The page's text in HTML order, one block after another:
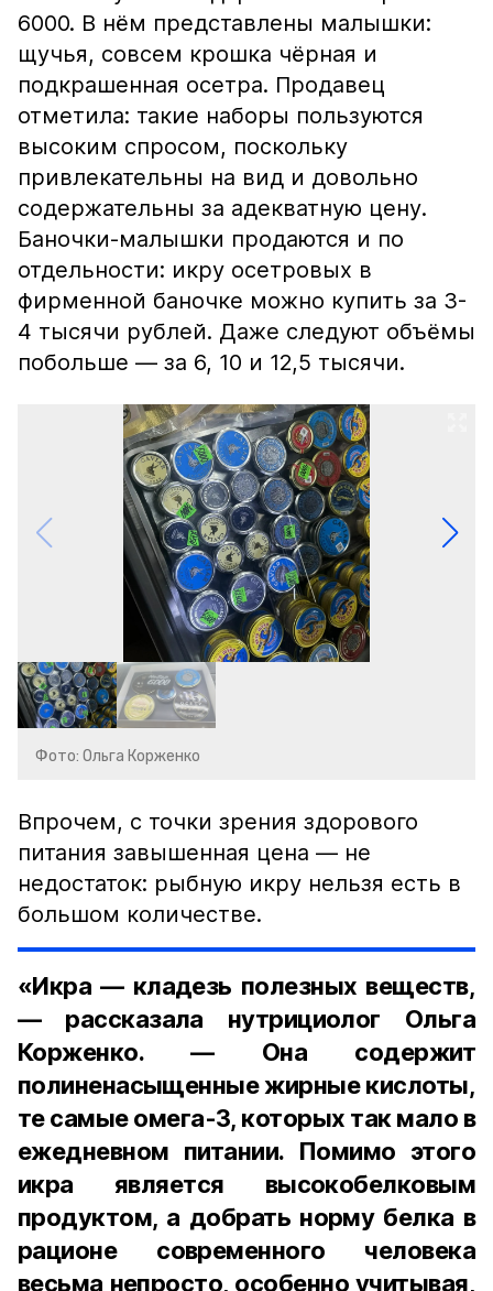
6000. В нём представлены малышки:
щучья, совсем крошка чёрная и
подкрашенная осетра. Продавец
отметила: такие наборы пользуются
высоким спросом, поскольку
привлекательны на вид и довольно
содержательны за адекватную цену.
Баночки-малышки продаются и по
отдельности: икру осетровых в
фирменной баночке можно купить за 3-
4 тысячи рублей. Даже следуют объёмы
побольше — за 6, 10 и 12,5 тысячи.
Фото: Ольга Корженко
Впрочем, с точки зрения здорового
питания завышенная цена — не
недостаток: рыбную икру нельзя есть в
большом количестве.
«Икра — кладезь полезных веществ,
— рассказала нутрициолог Ольга
Корженко. — Она содержит
полиненасыщенные жирные кислоты,
те самые омега-3, которых так мало в
ежедневном питании. Помимо этого
икра является высокобелковым
продуктом, а добрать норму белка в
рационе современного человека
весьма непросто, особенно учитывая,